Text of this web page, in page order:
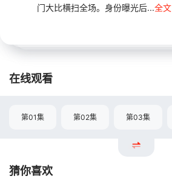
门大比横扫全场。身份曝光后...全文
在线观看
第01集 第02集 第03集
猜你喜欢